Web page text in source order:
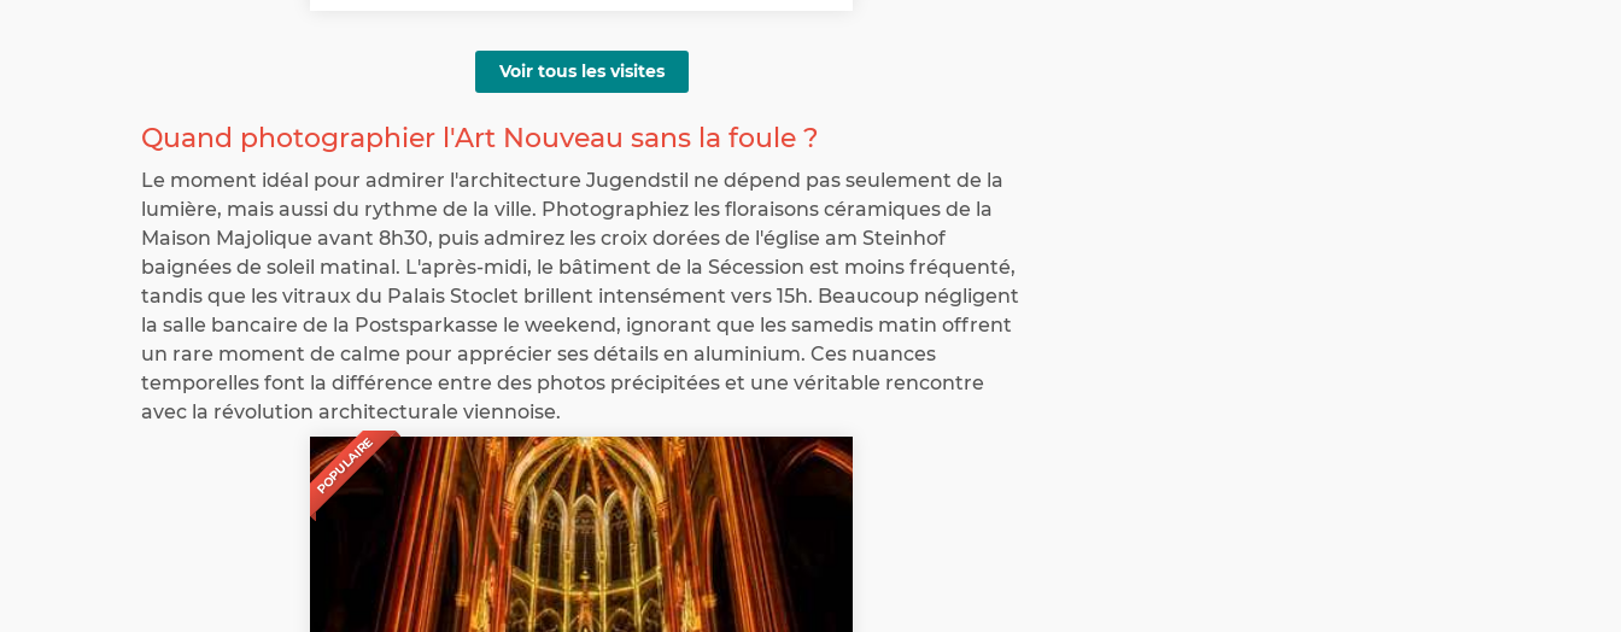
Voir tous les visites
Quand photographier l'Art Nouveau sans la foule ?
Le moment idéal pour admirer l'architecture Jugendstil ne dépend pas seulement de la
lumière, mais aussi du rythme de la ville. Photographiez les floraisons céramiques de la
Maison Majolique avant 8h30, puis admirez les croix dorées de l'église am Steinhof
baignées de soleil matinal. L'après-midi, le bâtiment de la Sécession est moins fréquenté,
tandis que les vitraux du Palais Stoclet brillent intensément vers 15h. Beaucoup négligent
la salle bancaire de la Postsparkasse le weekend, ignorant que les samedis matin offrent
un rare moment de calme pour apprécier ses détails en aluminium. Ces nuances
temporelles font la différence entre des photos précipitées et une véritable rencontre
avec la révolution architecturale viennoise.
POPULAIRE